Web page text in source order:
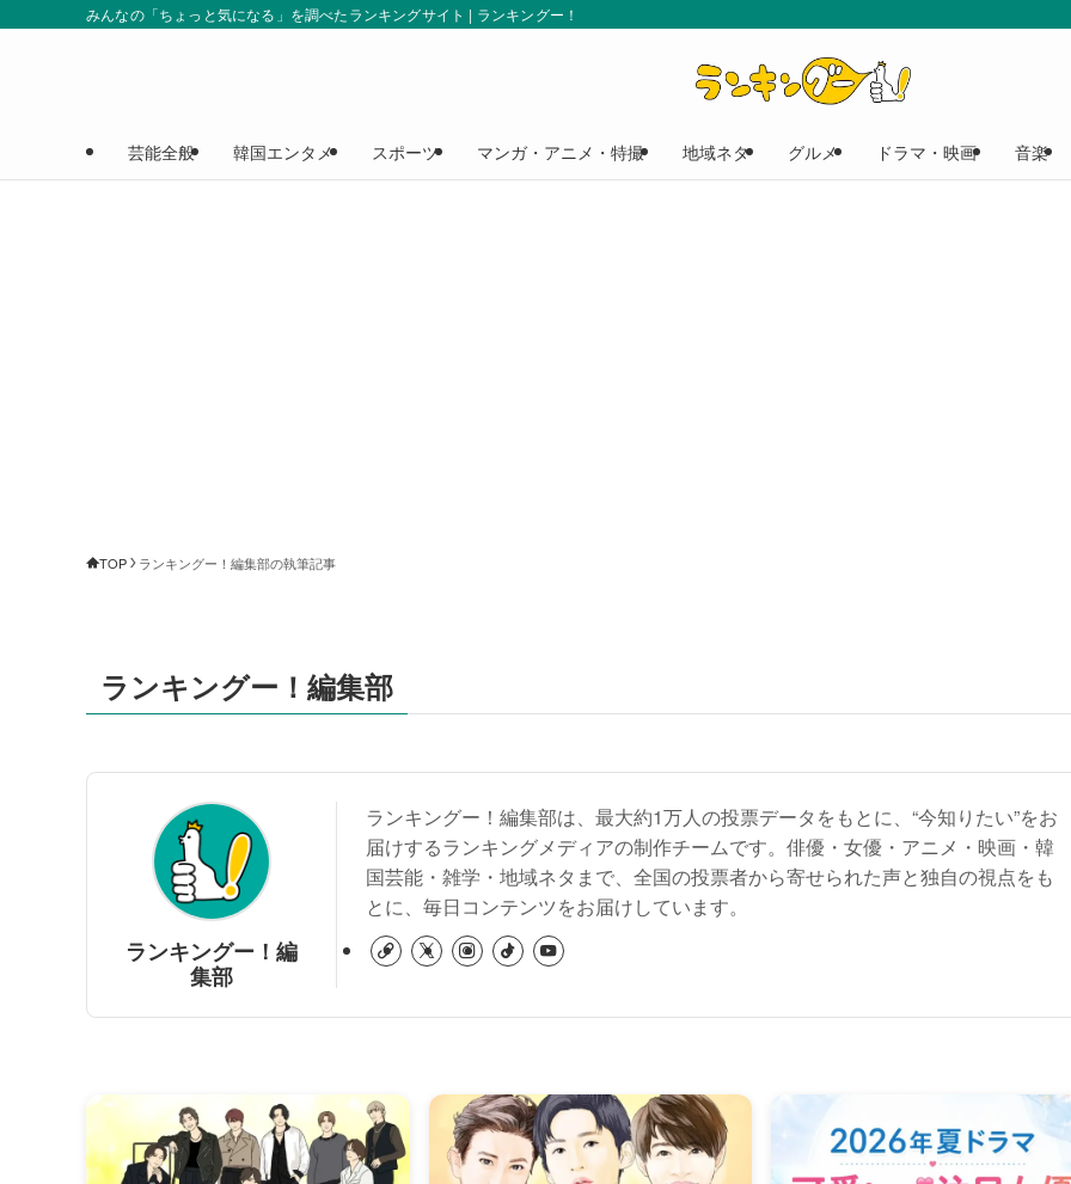
みんなの「ちょっと気になる」を調べたランキングサイト | ランキングー！
芸能全般 韓国エンタメ スポーツ マンガ・アニメ・特撮 地域ネタ グルメ ドラマ・映画 音楽
TOP ランキングー！編集部の執筆記事
ランキングー！編集部
ランキングー！編
集部
ランキングー！編集部は、最大約1万人の投票データをもとに、“今知りたい”をお
届けするランキングメディアの制作チームです。俳優・女優・アニメ・映画・韓
国芸能・雑学・地域ネタまで、全国の投票者から寄せられた声と独自の視点をも
とに、毎日コンテンツをお届けしています。